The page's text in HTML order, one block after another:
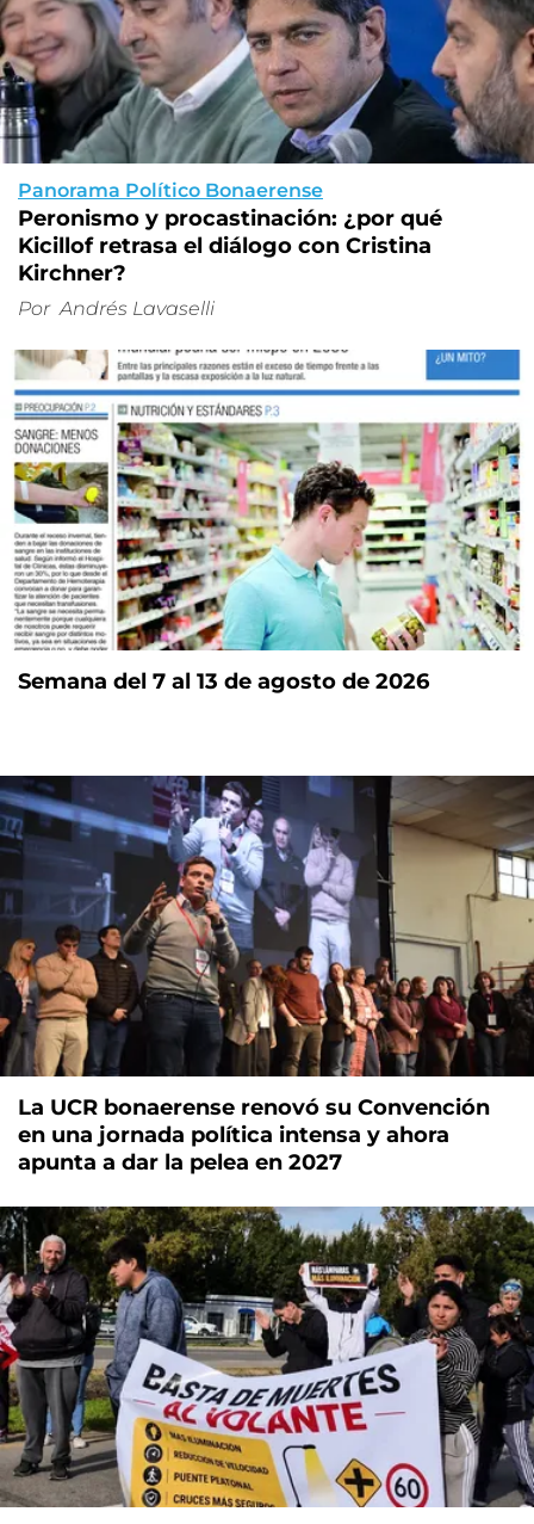
Panorama Político Bonaerense
Peronismo y procastinación: ¿por qué
Kicillof retrasa el diálogo con Cristina
Kirchner?
Por Andrés Lavaselli
Semana del 7 al 13 de agosto de 2026
La UCR bonaerense renovó su Convención
en una jornada política intensa y ahora
apunta a dar la pelea en 2027